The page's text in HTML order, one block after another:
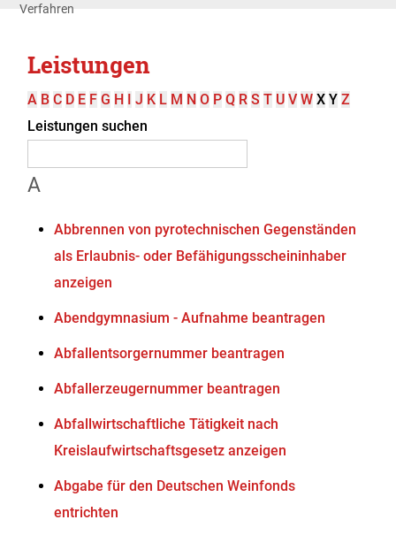
Verfahren
Leistungen
A B C D E F G H I J K L M N O P Q R S T U V W X Y Z
Leistungen suchen
A
Abbrennen von pyrotechnischen Gegenständen
als Erlaubnis- oder Befähigungsscheininhaber
anzeigen
Abendgymnasium - Aufnahme beantragen
Abfallentsorgernummer beantragen
Abfallerzeugernummer beantragen
Abfallwirtschaftliche Tätigkeit nach
Kreislaufwirtschaftsgesetz anzeigen
Abgabe für den Deutschen Weinfonds
entrichten